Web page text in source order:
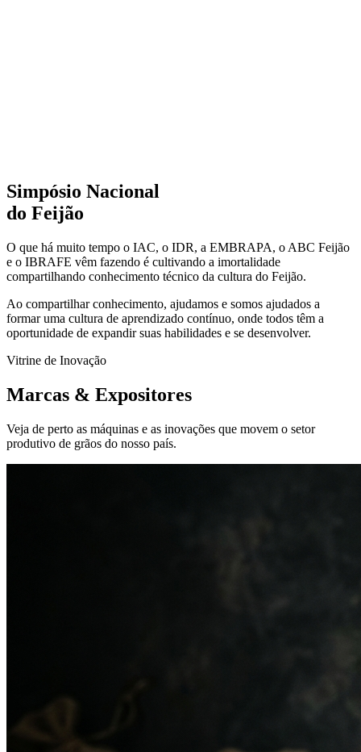
Simpósio Nacional
do Feijão
O que há muito tempo o IAC, o IDR, a EMBRAPA, o ABC Feijão
e o IBRAFE vêm fazendo é cultivando a imortalidade
compartilhando conhecimento técnico da cultura do Feijão.
Ao compartilhar conhecimento, ajudamos e somos ajudados a
formar uma cultura de aprendizado contínuo, onde todos têm a
oportunidade de expandir suas habilidades e se desenvolver.
Vitrine de Inovação
Marcas & Expositores
Veja de perto as máquinas e as inovações que movem o setor
produtivo de grãos do nosso país.